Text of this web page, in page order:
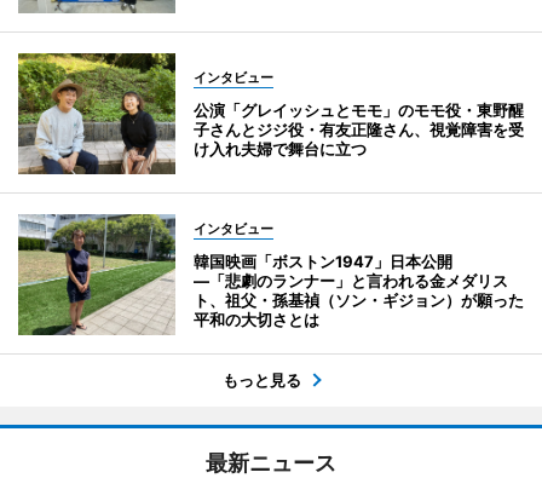
インタビュー
公演「グレイッシュとモモ」のモモ役・東野醒
子さんとジジ役・有友正隆さん、視覚障害を受
け入れ夫婦で舞台に立つ
インタビュー
韓国映画「ボストン1947」日本公開
―「悲劇のランナー」と言われる金メダリス
ト、祖父・孫基禎（ソン・ギジョン）が願った
平和の大切さとは
もっと見る
最新ニュース